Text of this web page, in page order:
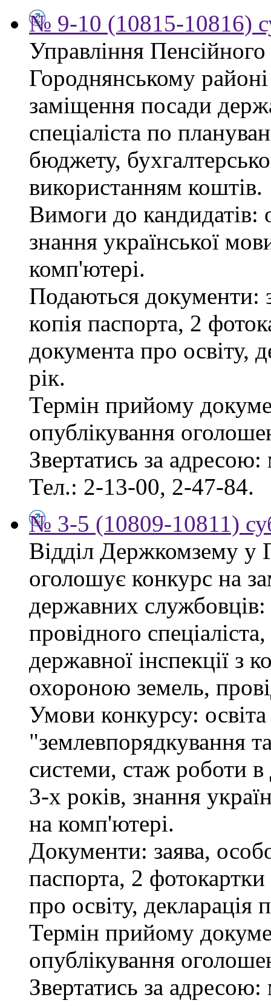
№ 9-10 (10815-10816)
Управління
Городнянському
заміщення посади
спеціаліста по
бюджету,
використанням коштів.
Вимоги до кандидатів:
знання української
комп'ютері.
Подаються документи:
копія паспорта, 2
документа про освіту,
рік.
Термін прийому
опублікування
Звертатись за
Тел.: 2-13-00, 2-47-84.
№ 3-5 (10809-10811)
Відділ Держкомзему у
оголошує конкурс на
державних службовців:
провідного
державної інспекції з
охороною земель,
Умови конкурсу:
"землевпорядкування
системи, стаж роботи
3-х років, знання
на комп'ютері.
Документи: заява,
паспорта, 2
про освіту, декларація
Термін прийому
опублікування
Звертатись за